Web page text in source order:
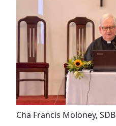
Cha Francis Moloney, SDB